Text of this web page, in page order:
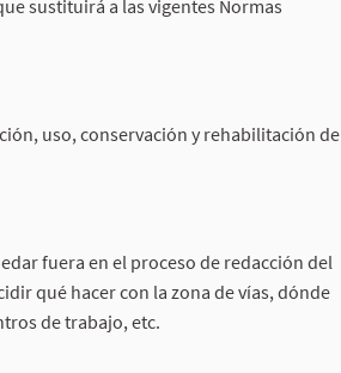
sustituirá a las vigentes Normas
uso, conservación y rehabilitación de
fuera en el proceso de redacción del
qué hacer con la zona de vías, dónde
de trabajo, etc.